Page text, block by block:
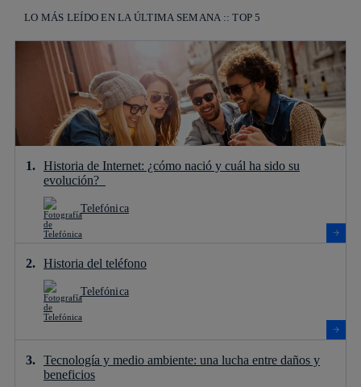
LO MÁS LEÍDO EN LA ÚLTIMA SEMANA :: TOP 5
Historia de Internet: ¿cómo nació y cuál ha sido su
evolución?
Telefónica
Historia del teléfono
Telefónica
Tecnología y medio ambiente: una lucha entre daños y
beneficios